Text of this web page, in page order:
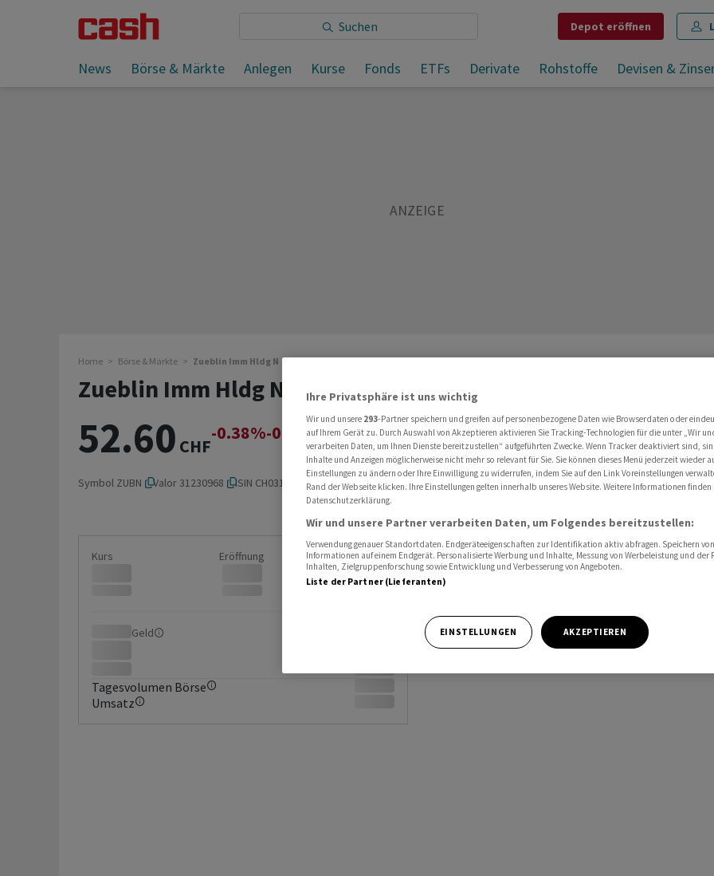
Depot eröffnen
News Börse & Märkte Anlegen Kurse Fonds ETFs Derivate Rohstoffe Devisen &
Home Börse & Märkte Zueblin Imm Hldg N
Zueblin Imm Hldg N
52.60 CHF
-0.38%-0.20
Symbol ZUBN Valor 31230968 ISIN CH0312309682
Kurs Eröffnung Vortag
Geld
Tagesvolumen Börse
Umsatz
Ihre Privatsphäre ist uns wichtig
Wir und unsere 293-Partner speichern und greifen auf personenbezogene Daten wie Browserdaten oder
auf Ihrem Gerät zu. Durch Auswahl von Akzeptieren aktivieren Sie Tracking-Technologien für die unter „Wir
verarbeiten Daten, um Ihnen Dienste bereitzustellen“ aufgeführten Zwecke. Wenn Tracker deaktiviert sind,
Inhalte und Anzeigen möglicherweise nicht mehr so relevant für Sie. Sie können dieses Menü jederzeit wieder
Einstellungen zu ändern oder Ihre Einwilligung zu widerrufen, indem Sie auf den Link Voreinstellungen
Rand der Webseite klicken. Ihre Einstellungen gelten innerhalb unseres Website. Weitere Informationen finden
Datenschutzerklärung.
Wir und unsere Partner verarbeiten Daten, um Folgendes bereitzustellen:
Verwendung genauer Standortdaten. Endgeräteeigenschaften zur Identifikation aktiv abfragen. Speichern
Informationen auf einem Endgerät. Personalisierte Werbung und Inhalte, Messung von Werbeleistung und der
Inhalten, Zielgruppenforschung sowie Entwicklung und Verbesserung von Angeboten.
Liste der Partner (Lieferanten)
EINSTELLUNGEN AKZEPTIEREN